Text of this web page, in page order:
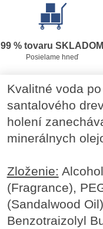
99 % tovaru SKLADOM
Posielame hneď
Kvalitné voda
santalového
holení
minerálnych
Zloženie:
(Fragrance),
(Sandalwood
Benzotraizolyl